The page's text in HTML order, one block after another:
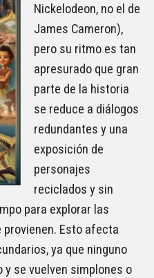
Nickelodeon, no el de
James Cameron),
pero su ritmo es tan
apresurado que gran
parte de la historia
se reduce a diálogos
redundantes y una
exposición de
personajes
reciclados y sin
para explorar las
provienen. Esto afecta
ya que ninguno
se vuelven simplones o